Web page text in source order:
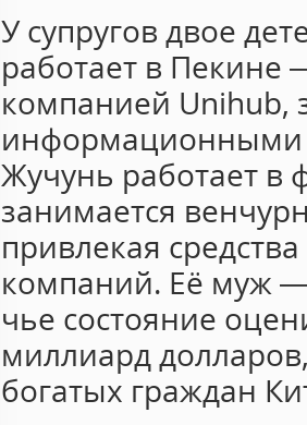
У супругов двое
работает в Пекине
компанией
информационными
Жучунь работает в
занимается
привлекая
компаний. Её муж
чье состояние
миллиард
богатых граждан